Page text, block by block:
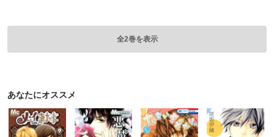
全2巻を表示
あなたにオススメ